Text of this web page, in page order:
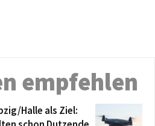
empfehlen
Halle als Ziel: